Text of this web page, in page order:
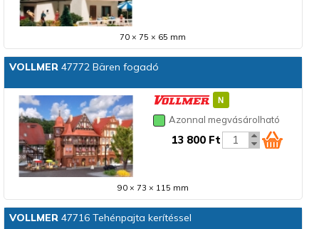
70 × 75 × 65 mm
VOLLMER47772 Bären fogadó
Azonnal megvásárolható
13 800 Ft
90 × 73 × 115 mm
VOLLMER47716 Tehénpajta kerítéssel